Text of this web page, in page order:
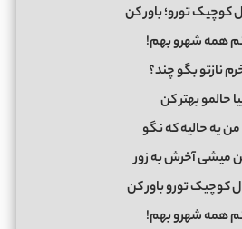
کوچیک تورو؛ باور کن
همه شهرو بهم!
نازتو بگو چند؟
حالمو بهتر کن
یه حالیه که نگو
میشی آخرش به زور
کوچیک تورو باور کن
همه شهرو بهم!